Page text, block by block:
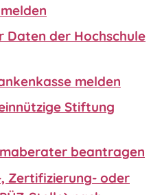
Daten der Hochschule
melden
Stiftung
beantragen
Zertifizierung- oder